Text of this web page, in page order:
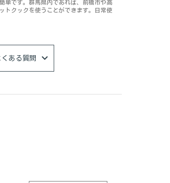
単です。群馬県内であれば、前橋市や高
トクックを使うことができます。日常使
くある質問